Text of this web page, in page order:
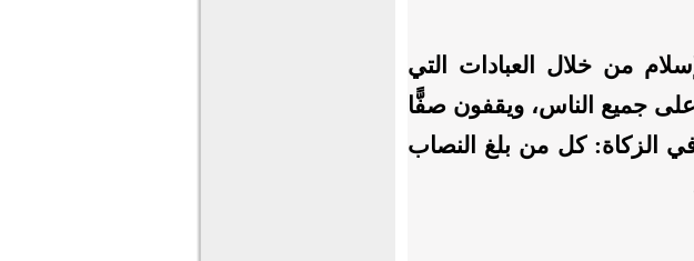
من خلال العبادات التي
جميع الناس، ويقفون صفًّا
الزكاة: كل من بلغ النصاب